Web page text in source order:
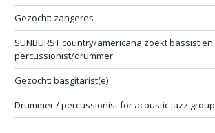
Gezocht: zangeres
SUNBURST country/americana zoekt bassist en
percussionist/drummer
Gezocht: basgitarist(e)
Drummer / percussionist for acoustic jazz group